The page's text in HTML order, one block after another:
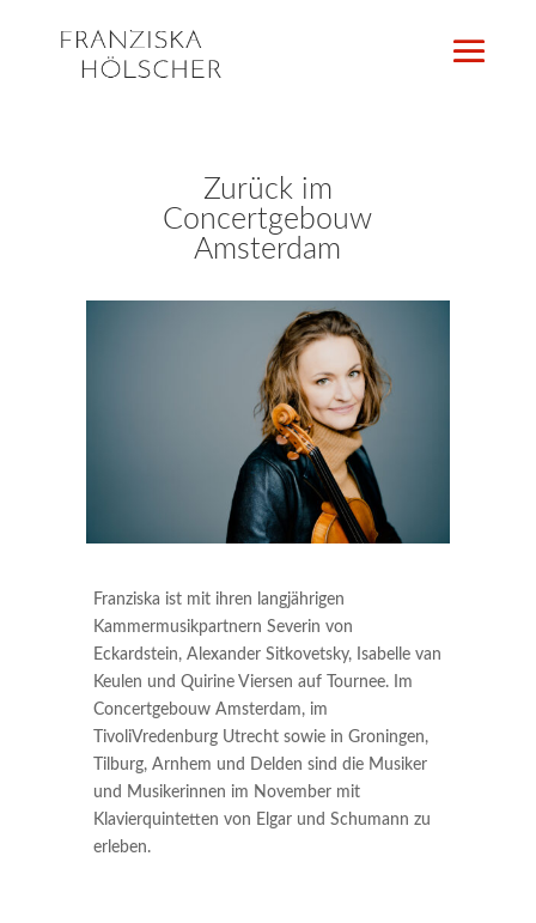
Zurück im
Concertgebouw
Amsterdam
Franziska ist mit ihren langjährigen
Kammermusikpartnern Severin von
Eckardstein, Alexander Sitkovetsky, Isabelle van
Keulen und Quirine Viersen auf Tournee. Im
Concertgebouw Amsterdam, im
TivoliVredenburg Utrecht sowie in Groningen,
Tilburg, Arnhem und Delden sind die Musiker
und Musikerinnen im November mit
Klavierquintetten von Elgar und Schumann zu
erleben.